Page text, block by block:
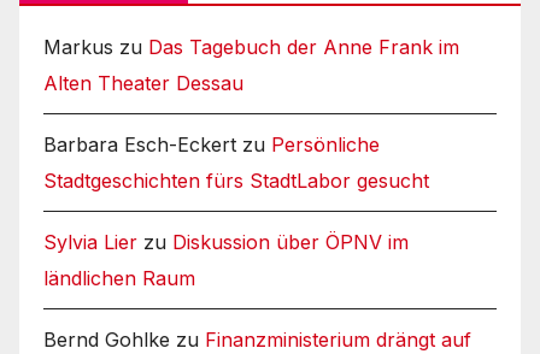
Markus zu Das Tagebuch der Anne Frank im
Alten Theater Dessau
Barbara Esch-Eckert zu Persönliche
Stadtgeschichten fürs StadtLabor gesucht
Sylvia Lier zu Diskussion über ÖPNV im
ländlichen Raum
Bernd Gohlke zu Finanzministerium drängt auf